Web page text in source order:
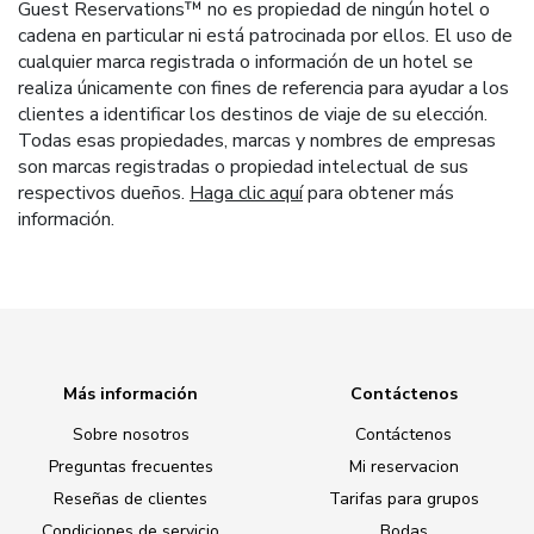
Guest Reservations™ no es propiedad de ningún hotel o
cadena en particular ni está patrocinada por ellos. El uso de
cualquier marca registrada o información de un hotel se
realiza únicamente con fines de referencia para ayudar a los
clientes a identificar los destinos de viaje de su elección.
Todas esas propiedades, marcas y nombres de empresas
son marcas registradas o propiedad intelectual de sus
respectivos dueños. Haga clic aquípara obtener más
información.
Más información
Sobre nosotros
Preguntas frecuentes
Reseñas de clientes
Contáctenos
Contáctenos
Mi reservacion
Tarifas para grupos